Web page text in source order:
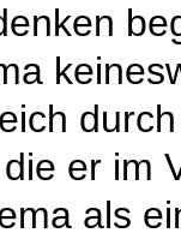
er im
als